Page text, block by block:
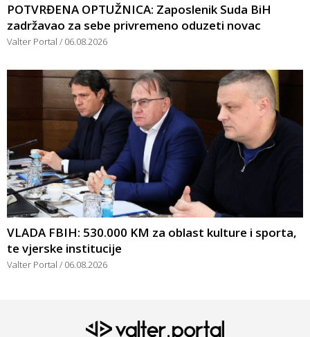
POTVRĐENA OPTUŽNICA: Zaposlenik Suda BiH
zadržavao za sebe privremeno oduzeti novac
Valter Portal 06.08.2026
VLADA FBIH: 530.000 KM za oblast kulture i sporta,
te vjerske institucije
Valter Portal 06.08.2026